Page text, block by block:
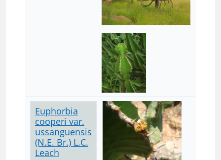
Euphorbia
cooperi var.
ussanguensis
(N.E. Br.) L.C.
Leach